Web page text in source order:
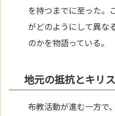
を持つまでに至った。
がどのようにして異な
のかを物語っている。
地元の抵抗とキリ
布教活動が進む一方で